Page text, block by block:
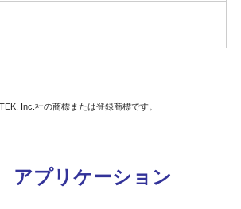
Inc.社の商標または登録商標です。
アプリケーション